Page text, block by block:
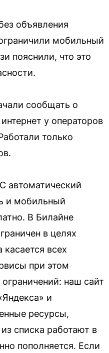
объявления
мобильный
пояснили, что это
сообщать о
у операторов
только
автоматический
и мобильный
В Билайне
в целях
касается всех
при этом
наш сайт
и
ресурсы,
списка работают в
пополняется. Если